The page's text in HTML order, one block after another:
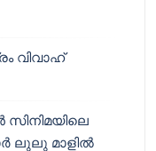
വിവാഹ്
സിനിമയിലെ
ലുലു മാളിൽ